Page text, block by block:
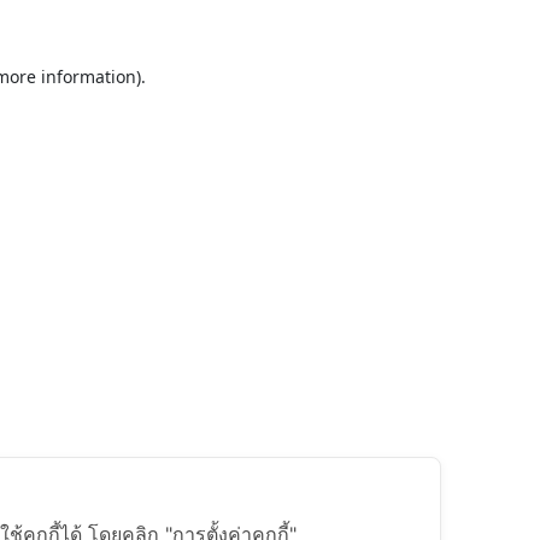
information).
ช้คุกกี้ได้ โดยคลิก "การตั้งค่าคุกกี้"